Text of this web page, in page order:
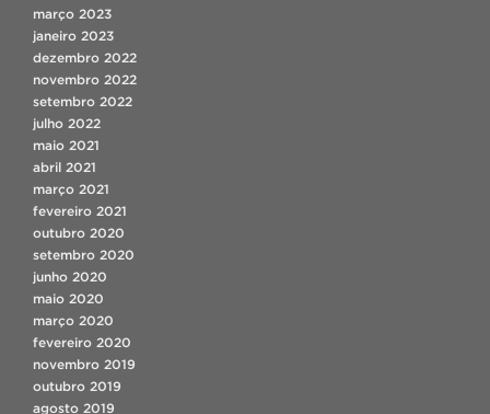
março 2023
janeiro 2023
dezembro 2022
novembro 2022
setembro 2022
julho 2022
maio 2021
abril 2021
março 2021
fevereiro 2021
outubro 2020
setembro 2020
junho 2020
maio 2020
março 2020
fevereiro 2020
novembro 2019
outubro 2019
agosto 2019